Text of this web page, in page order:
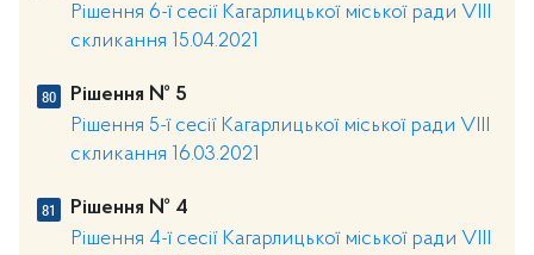
Рішення 6-ї сесії Кагарлицької міської ради VIII
скликання 15.04.2021
Рішення № 5
Рішення 5-ї сесії Кагарлицької міської ради VIII
скликання 16.03.2021
Рішення № 4
Рішення 4-ї сесії Кагарлицької міської ради VIII